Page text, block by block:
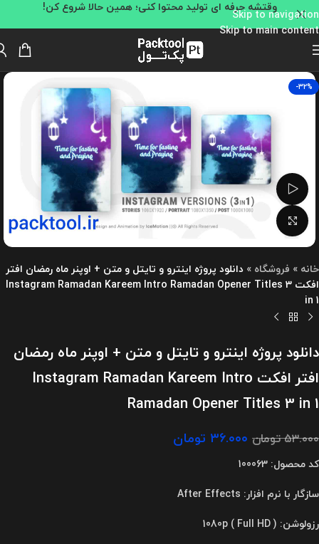
Skip to navigation
Skip to main content
وقتشه حرفه ای تولید محتوا کنی؛ همین حالا شروع کن!
-32%
تماشای ویدئو
بزرگنمایی تصویر
خانه » فروشگاه » دانلود پروژه اینترو و تایتل و متن + اوپنر ماه رمضان افتر
افکت Instagram Ramadan Kareem Intro Ramadan Opener Titles 3
in 1
دانلود پروژه اینترو و تایتل و متن + اوپنر ماه رمضان
افتر افکت Instagram Ramadan Kareem Intro
Ramadan Opener Titles 3 in 1
۵۳.۰۰۰تومان ۳۶.۰۰۰ تومان
کد محصول: 100063
سازگار با نرم افزار: After Effects
رزولوشن: 1080p ( Full HD )